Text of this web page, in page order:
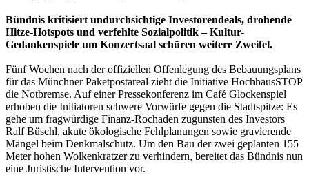
Bündnis kritisiert undurchsichtige Investorendeals, drohende
Hitze-Hotspots und verfehlte Sozialpolitik – Kultur-
Gedankenspiele um Konzertsaal schüren weitere Zweifel.
Fünf Wochen nach der offiziellen Offenlegung des Bebauungsplans
für das Münchner Paketpostareal zieht die Initiative HochhausSTOP
die Notbremse. Auf einer Pressekonferenz im Café Glockenspiel
erhoben die Initiatoren schwere Vorwürfe gegen die Stadtspitze: Es
gehe um fragwürdige Finanz-Rochaden zugunsten des Investors
Ralf Büschl, akute ökologische Fehlplanungen sowie gravierende
Mängel beim Denkmalschutz. Um den Bau der zwei geplanten 155
Meter hohen Wolkenkratzer zu verhindern, bereitet das Bündnis nun
eine Juristische Intervention vor.